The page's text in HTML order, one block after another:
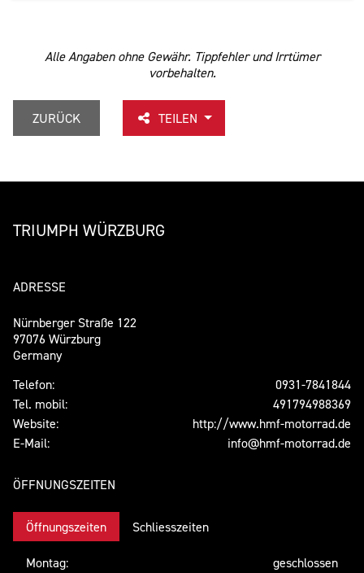
Alle Angaben ohne Gewähr. Tippfehler und Irrtümer
vorbehalten.
ZURÜCK TEILEN
TRIUMPH WÜRZBURG
ADRESSE
Nürnberger Straße 122
97076 Würzburg
Germany
Telefon:
0931-7841844
Tel. mobil:
491794988369
Website:
http://www.hmf-motorrad.de
E-Mail:
info@hmf-motorrad.de
ÖFFNUNGSZEITEN
Öffnungszeiten Schliesszeiten
Montag:
geschlossen